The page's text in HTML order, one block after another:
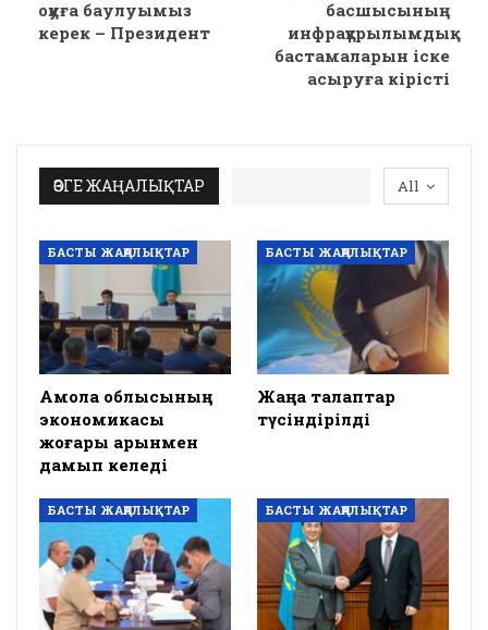
оқуға баулуымыз
керек – Президент
басшысының
инфрақұрылымдық
бастамаларын іске
асыруға кірісті
All
ӨЗГЕ ЖАҢАЛЫҚТАР
БАСТЫ ЖАҢАЛЫҚТАР
Ақмола облысының
экономикасы
жоғары қарқынмен
дамып келеді
БАСТЫ ЖАҢАЛЫҚТАР
Жаңа талаптар
түсіндірілді
БАСТЫ ЖАҢАЛЫҚТАР БАСТЫ ЖАҢАЛЫҚТАР